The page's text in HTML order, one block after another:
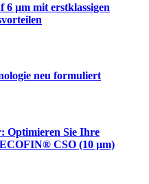
6 µm mit erstklassigen
neu formuliert
Optimieren Sie Ihre
CSO (10 µm)